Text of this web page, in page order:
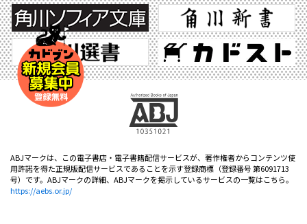
ABJマークは、この電子書店・電子書籍配信サービスが、著作権者からコンテンツ使
用許諾を得た正規版配信サービスであることを示す登録商標（登録番号 第6091713
号）です。ABJマークの詳細、ABJマークを掲示しているサービスの一覧はこちら。
https://aebs.or.jp/